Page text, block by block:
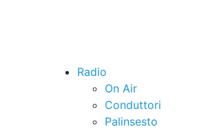
Radio
On Air
Conduttori
Palinsesto